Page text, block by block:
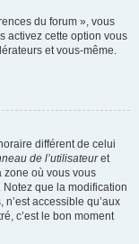
du forum », vous
activez cette option vous
et vous-même.
différent de celui
de l’utilisateuret
zone où vous vous
Notez que la modification
accessible qu’aux
c’est le bon moment